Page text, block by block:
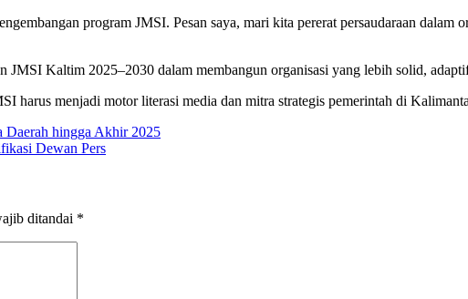
program JMSI. Pesan saya, mari kita pererat persaudaraan
JMSI Kaltim 2025–2030 dalam membangun organisasi yang lebih solid,
harus menjadi motor literasi media dan mitra strategis pemerintah di
Daerah hingga Akhir 2025
Dewan Pers
ditandai *